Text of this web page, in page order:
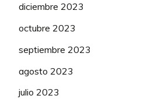
diciembre 2023
octubre 2023
septiembre 2023
agosto 2023
julio 2023